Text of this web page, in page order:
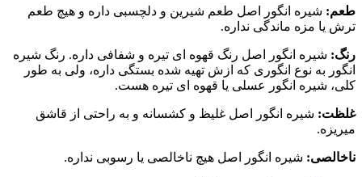
طعم: شیره انگور اصل طعم شیرین و دلچسبی داره و هیچ طعم
ترش یا مزه ماندگی نداره.
رنگ: شیره انگور اصل رنگ قهوه ای تیره و شفافی داره. رنگ شیره
انگور به نوع انگوری که ازش تهیه شده بستگی داره، ولی به طور
کلی، شیره انگور عسلی یا قهوه ای تیره هست.
غلظت: شیره انگور اصل غلیظ و کشسانه و به راحتی از قاشق
میریزه.
ناخالصی: شیره انگور اصل هیچ ناخالصی یا رسوبی نداره.